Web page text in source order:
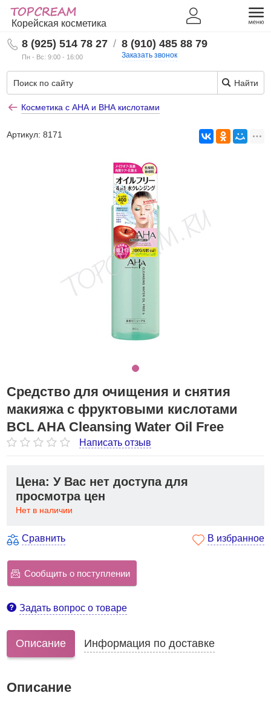
Корейская косметика
8 (925) 514 78 27
Пн - Вс: 9:00 - 16:00
/ 8 (910) 485 88 79
Заказать звонок
Найти
Косметика с АНА и ВНА кислотами
Артикул:8171
Средство для очищения и снятия
макияжа с фруктовыми кислотами
BCL AHA Cleansing Water Oil Free
Написать отзыв
Цена: У Вас нет доступа для
просмотра цен
Нет в наличии
Сравнить В избранное
Сообщить о поступлении
Задать вопрос о товаре
Описание Информация по доставке
Описание